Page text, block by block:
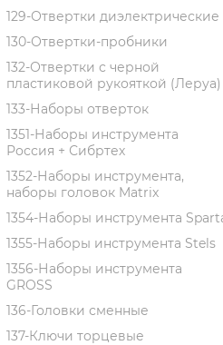
129-Отвертки диэлектрические
130-Отвертки-пробники
132-Отвертки с черной
пластиковой рукояткой (Леруа)
133-Наборы отверток
1351-Наборы инструмента
Россия + Сибртех
1352-Наборы инструмента,
наборы головок Matrix
1354-Наборы инструмента
1355-Наборы инструмента Stels
1356-Наборы инструмента
GROSS
136-Головки сменные
137-Ключи торцевые